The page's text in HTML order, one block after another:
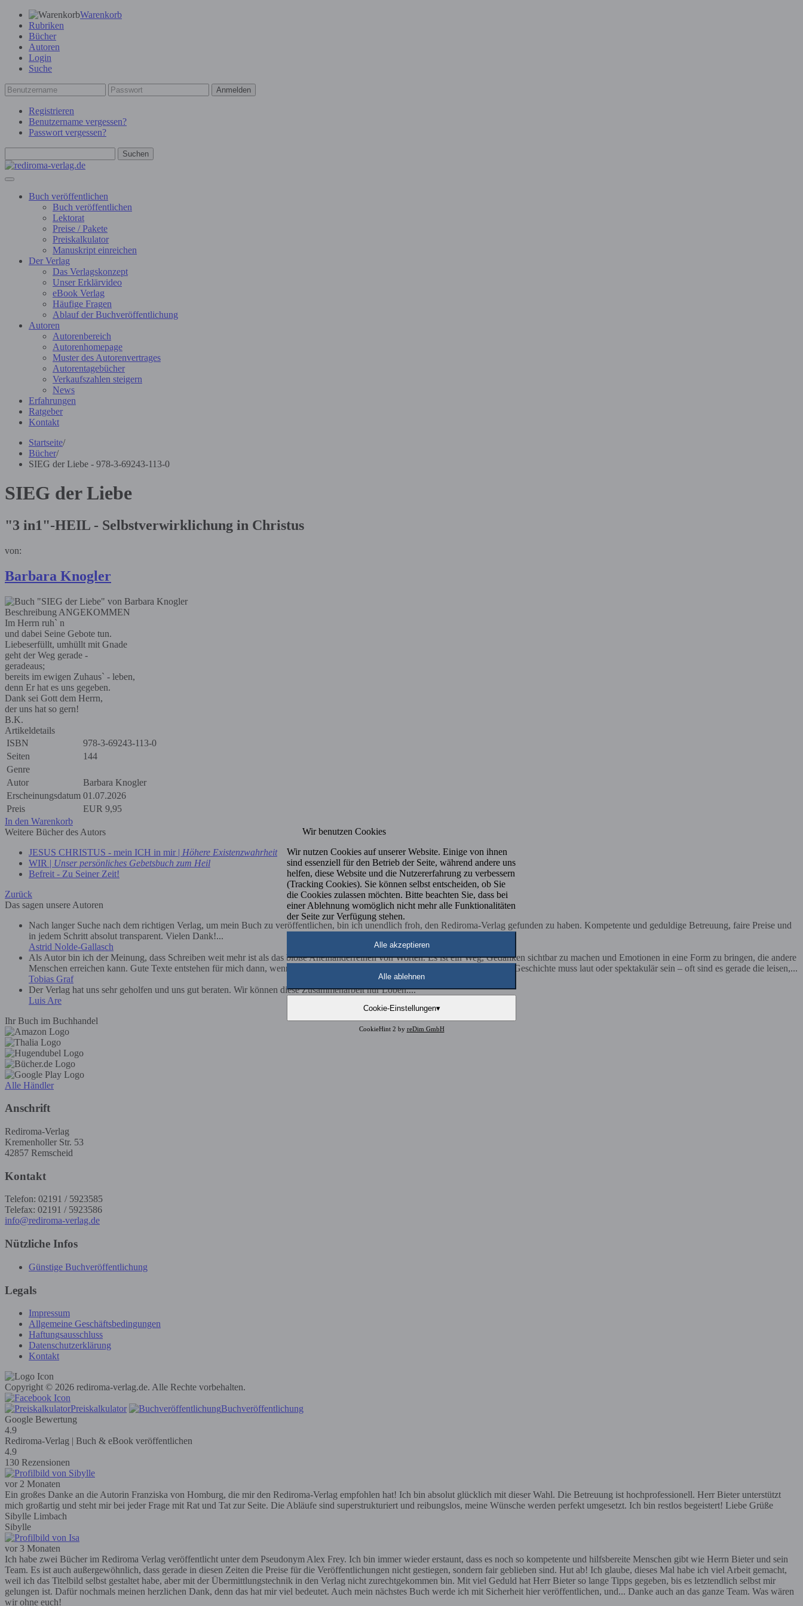
Warenkorb
Rubriken
Bücher
Autoren
Login
Suche
Anmelden
Registrieren
Benutzername vergessen?
Passwort vergessen?
Suchen
Buch veröffentlichen
Buch veröffentlichen
Lektorat
Preise / Pakete
Preiskalkulator
Manuskript einreichen
Der Verlag
Das Verlagskonzept
Unser Erklärvideo
eBook Verlag
Häufige Fragen
Ablauf der Buchveröffentlichung
Autoren
Autorenbereich
Autorenhomepage
Muster des Autorenvertrages
Autorentagebücher
Verkaufszahlen steigern
News
Erfahrungen
Ratgeber
Kontakt
Startseite/
Bücher/
SIEG der Liebe - 978-3-69243-113-0
SIEG der Liebe
"3 in1"-HEIL - Selbstverwirklichung in Christus
von:
Barbara Knogler
Beschreibung ANGEKOMMEN
Im Herrn ruh` n
und dabei Seine Gebote tun.
Liebeserfüllt, umhüllt mit Gnade
geht der Weg gerade -
geradeaus;
bereits im ewigen Zuhaus` - leben,
denn Er hat es uns gegeben.
Dank sei Gott dem Herrn,
der uns hat so gern!
B.K.
Artikeldetails
ISBN
978-3-69243-113-0
Seiten
144
Genre
Autor
Barbara Knogler
Erscheinungsdatum 01.07.2026
Preis
EUR 9,95
In den Warenkorb
Weitere Bücher des Autors
JESUS CHRISTUS - mein ICH in mir | Höhere Existenzwahrheit
WIR | Unser persönliches Gebetsbuch zum Heil
Befreit - Zu Seiner Zeit!
Zurück
Das sagen unsere Autoren
Nach langer Suche nach dem richtigen Verlag, um mein Buch zu veröffentlichen, bin ich unendlich froh, den Rediroma-Verlag gefunden zu haben. Kompetente und geduldige Betreuung, faire Preise und
in jedem Schritt absolut transparent. Vielen Dank!...
Astrid Nolde-Gallasch
Als Autor bin ich der Meinung, dass Schreiben weit mehr ist als das bloße Aneinanderreihen von Worten. Es ist ein Weg, Gedanken sichtbar zu machen und Emotionen in eine Form zu bringen, die andere
Menschen erreichen kann. Gute Texte entstehen für mich dann, wenn Ehrlichkeit und Klarheit im Mittelpunkt stehen. Nicht jede Geschichte muss laut oder spektakulär sein – oft sind es gerade die leisen,...
Tobias Graf
Der Verlag hat uns sehr geholfen und uns gut beraten. Wir können diese Zusammenarbeit nur Loben....
Luis Are
Ihr Buch im Buchhandel
Alle Händler
Anschrift
Rediroma-Verlag
Kremenholler Str. 53
42857 Remscheid
Kontakt
Telefon: 02191 / 5923585
Telefax: 02191 / 5923586
info@rediroma-verlag.de
Nützliche Infos
Günstige Buchveröffentlichung
Legals
Impressum
Allgemeine Geschäftsbedingungen
Haftungsausschluss
Datenschutzerklärung
Kontakt
Copyright © 2026 rediroma-verlag.de. Alle Rechte vorbehalten.
Preiskalkulator
Buchveröffentlichung
Google Bewertung
4.9
Rediroma-Verlag | Buch & eBook veröffentlichen
4.9
130 Rezensionen
vor 2 Monaten
Ein großes Danke an die Autorin Franziska von Homburg, die mir den Rediroma-Verlag empfohlen hat! Ich bin absolut glücklich mit dieser Wahl. Die Betreuung ist hochprofessionell. Herr Bieter unterstützt
mich großartig und steht mir bei jeder Frage mit Rat und Tat zur Seite. Die Abläufe sind superstrukturiert und reibungslos, meine Wünsche werden perfekt umgesetzt. Ich bin restlos begeistert! Liebe Grüße
Sibylle Limbach
Sibylle
vor 3 Monaten
Ich habe zwei Bücher im Rediroma Verlag veröffentlicht unter dem Pseudonym Alex Frey. Ich bin immer wieder erstaunt, dass es noch so kompetente und hilfsbereite Menschen gibt wie Herrn Bieter und sein
Team. Es ist auch außergewöhnlich, dass gerade in diesen Zeiten die Preise für die Veröffentlichungen nicht gestiegen, sondern fair geblieben sind. Hut ab! Ich glaube, dieses Mal habe ich viel Arbeit gemacht,
weil ich das Titelbild selbst gestaltet habe, aber mit der Übermittlungstechnik in den Verlag nicht zurechtgekommen bin. Mit viel Geduld hat Herr Bieter so lange Tipps gegeben, bis es letztendlich selbst mir
gelungen ist. Dafür nochmals meinen herzlichen Dank, denn das hat mir viel bedeutet. Auch mein nächstes Buch werde ich mit Sicherheit hier veröffentlichen, und... Danke auch an das ganze Team. Was wären
wir ohne euch!
Wir benutzen Cookies
Wir nutzen Cookies auf unserer Website. Einige von ihnen
sind essenziell für den Betrieb der Seite, während andere uns
helfen, diese Website und die Nutzererfahrung zu verbessern
(Tracking Cookies). Sie können selbst entscheiden, ob Sie
die Cookies zulassen möchten. Bitte beachten Sie, dass bei
einer Ablehnung womöglich nicht mehr alle Funktionalitäten
der Seite zur Verfügung stehen.
Alle akzeptieren
Alle ablehnen
Cookie-Einstellungen▾
CookieHint 2 by reDim GmbH